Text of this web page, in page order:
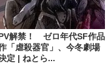
解禁！ ゼロ年代SF作品
「虐殺器官」、今冬劇場
定 | ねとら...